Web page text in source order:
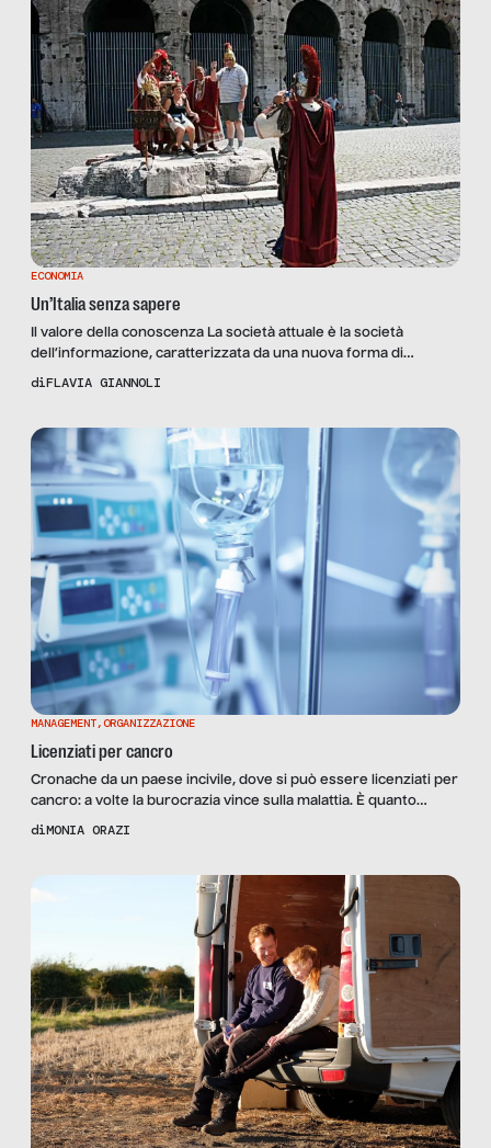
ECONOMIA
Un’Italia senza sapere
Il valore della conoscenza La società attuale è la società
dell’informazione, caratterizzata da una nuova forma di
capitalismo informazionale o immateriale (Manuel Castells,
economico nel quale la conoscenza diventa la principale forza
produttiva e il valore di scambio delle merci, […]
diFLAVIA GIANNOLI
MANAGEMENT,ORGANIZZAZIONE
Licenziati per cancro
Cronache da un paese incivile, dove si può essere licenziati per
cancro: a volte la burocrazia vince sulla malattia. È quanto
accaduto l’anno scorso a Vincenzo Giunta, guardia giurata di
contratto di lavoro, il cosiddetto periodo di […]
diMONIA ORAZI